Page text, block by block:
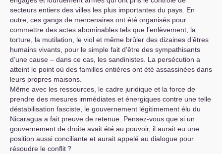
secteurs entiers des villes les plus importantes du pays. En
outre, ces gangs de mercenaires ont été organisés pour
commettre des actes abominables tels que l’enlèvement, la
torture, la mutilation, le viol et même brûler des dizaines d’êtres
humains vivants, pour le simple fait d’être des sympathisants
d’une cause – dans ce cas, les sandinistes. La persécution a
atteint le point où des familles entières ont été assassinées dans
leurs propres maisons.
Même avec les ressources, le cadre juridique et la force de
prendre des mesures immédiates et énergiques contre une telle
déstabilisation fasciste, le gouvernement légitimement élu du
Nicaragua a fait preuve de retenue. Pensez-vous que si un
gouvernement de droite avait été au pouvoir, il aurait eu une
position aussi conciliante et aurait appelé au dialogue pour
résoudre le conflit?